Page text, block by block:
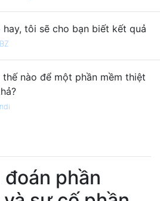
hay, tôi sẽ cho bạn biết kết quả
thế nào để một phần mềm thiệt
đoán phần